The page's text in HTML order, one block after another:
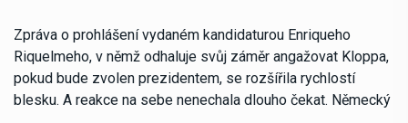
Zpráva o prohlášení vydaném kandidaturou Enriqueho
Riquelmeho, v němž odhaluje svůj záměr angažovat Kloppa,
pokud bude zvolen prezidentem, se rozšířila rychlostí
blesku. A reakce na sebe nenechala dlouho čekat. Německý